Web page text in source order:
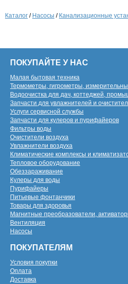
Каталог / Насосы / Канализационные
ПОКУПАЙТЕ У НАС
Малая бытовая техника
Термометры, гигрометры,
Водоочистка для дач, коттеджей,
Запчасти для увлажнителей и
Услуги сервисной службы
Запчасти для кулеров и пурифайеров
Фильтры воды
Очистители воздуха
Увлажнители воздуха
Климатические комплексы и
Тепловое оборудование
Обеззараживание
Кулеры для воды
Пурифайеры
Питьевые фонтанчики
Товары для здоровья
Магнитные преобразователи,
Вентиляция
Насосы
ПОКУПАТЕЛЯМ
Условия покупки
Оплата
Доставка